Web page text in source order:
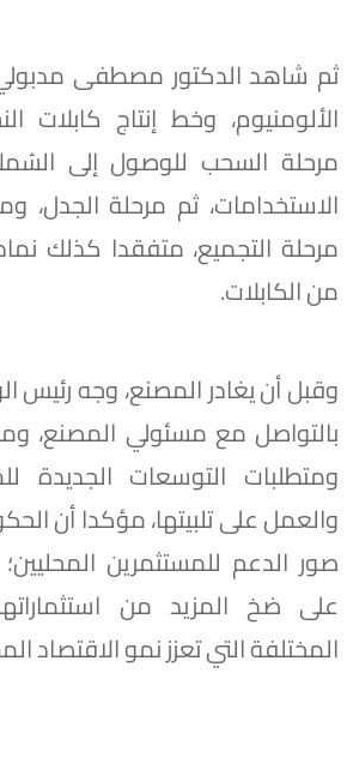
ثم شاهد الدكتور مصطفى مدبولي
الألومنيوم، وخط إنتاج كابلات
مرحلة السحب للوصول إلى
الاستخدامات، ثم مرحلة الجدل،
مرحلة التجميع، متفقدا كذلك
من الكابلات.
وقبل أن يغادر المصنع، وجه رئيس
بالتواصل مع مسئولي المصنع،
ومتطلبات التوسعات الجديدة
والعمل على تلبيتها، مؤكدا أن
صور الدعم للمستثمرين
على ضخ المزيد من
المختلفة التي تعزز نمو الاقتصاد